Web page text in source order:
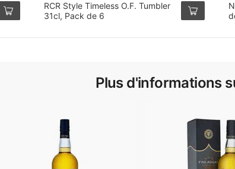
RCR Style Timeless O.F. Tumbler
31cl, Pack de 6
Plus d'informations